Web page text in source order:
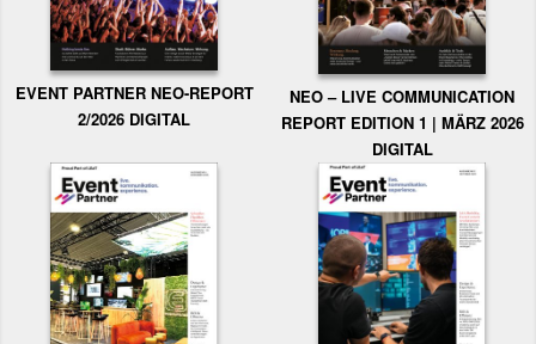
EVENT PARTNER NEO-REPORT
2/2026 DIGITAL
NEO – LIVE COMMUNICATION
REPORT EDITION 1 | MÄRZ 2026
DIGITAL